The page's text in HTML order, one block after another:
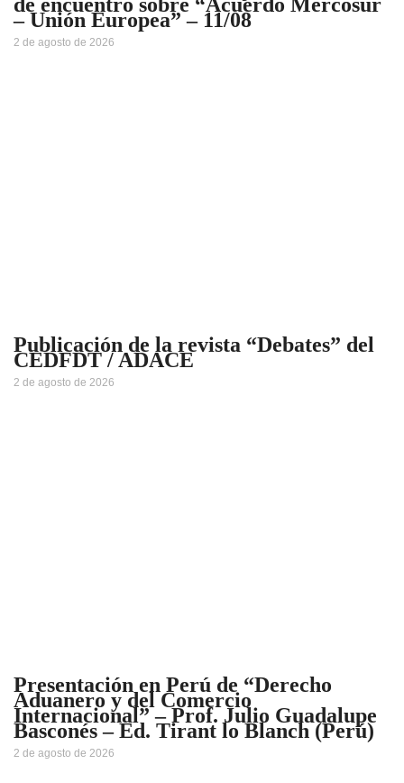
de encuentro sobre “Acuerdo Mercosur
– Unión Europea” – 11/08
2 de agosto de 2026
Publicación de la revista “Debates” del
CEDFDT / ADACE
2 de agosto de 2026
Presentación en Perú de “Derecho
Aduanero y del Comercio
Internacional” – Prof. Julio Guadalupe
Basconés – Ed. Tirant lo Blanch (Perú)
2 de agosto de 2026